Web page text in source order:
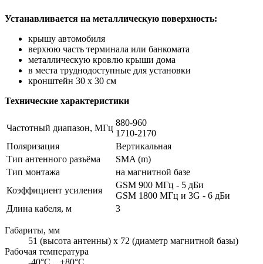
Устанавливается на металлическую поверхность:
крышу автомобиля
верхюю часть терминала или банкомата
металлическую кровлю крыши дома
в места труднодоступные для установки
кронштейн 30 х 30 см
Технические характеристики
Частотный диапазон, МГц
880-960
1710-2170
Поляризация
Вертикальная
Тип антенного разъёма
SMA (m)
Тип монтажа
на магнитной базе
Коэффициент усиления
GSM 900 МГц - 5 дБи
GSM 1800 МГц и 3G - 6 дБи
Длина кабеля, м
3
Габариты, мм
51 (высота антенны) х 72 (диаметр магнитной базы)
Рабочая температура
-40°C…+80°C